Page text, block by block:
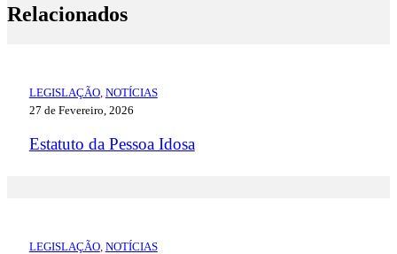
Relacionados
LEGISLAÇÃO, NOTÍCIAS
27 de Fevereiro, 2026
Estatuto da Pessoa Idosa
LEGISLAÇÃO, NOTÍCIAS